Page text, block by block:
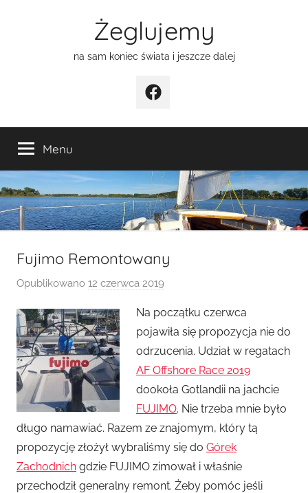
Żeglujemy
na sam koniec świata i jeszcze dalej
Facebook
Menu
Fujimo Remontowany
Opublikowano 12 czerwca 2019
z
e
z
M
a
r
c
i
n
Na początku czerwca
pojawiła się propozycja nie do
odrzucenia. Udział w regatach
AF Offshore Race 2019
dookoła Gotlandii na jachcie
FUJIMO. Nie trzeba mnie było
długo namawiać. Razem ze znajomym, który tą
propozycję złożył wybraliśmy się do Górek
Zachodnich gdzie FUJIMO zimował i właśnie
przechodził generalny remont. Żeby pomóc jeśli